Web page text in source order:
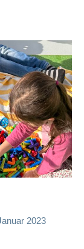
2023